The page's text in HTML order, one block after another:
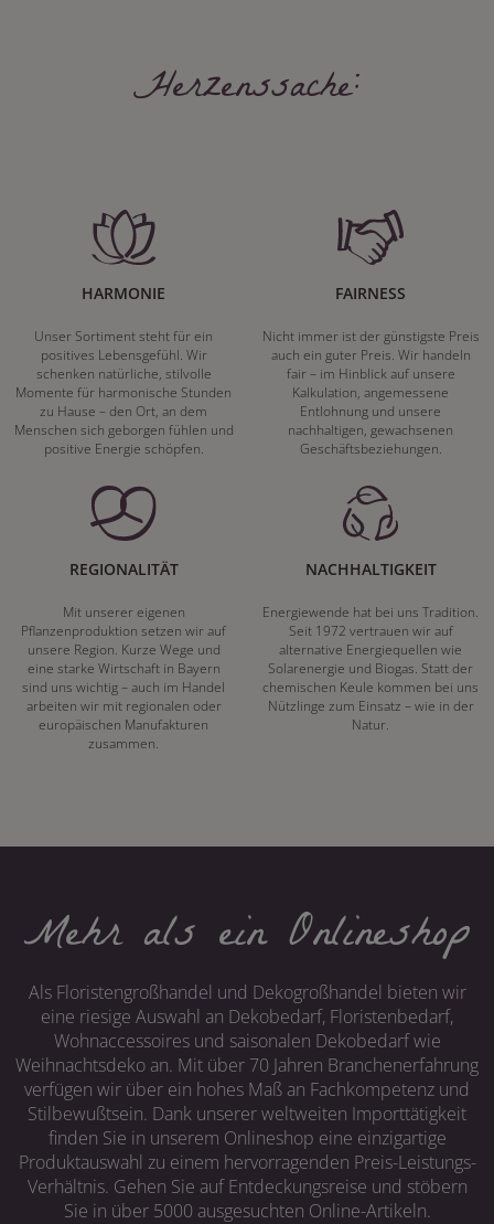
Herzenssache:
HARMONIE
Unser Sortiment steht für ein
positives Lebensgefühl. Wir
schenken natürliche, stilvolle
Momente für harmonische Stunden
zu Hause – den Ort, an dem
Menschen sich geborgen fühlen und
positive Energie schöpfen.
FAIRNESS
Nicht immer ist der günstigste Preis
auch ein guter Preis. Wir handeln
fair – im Hinblick auf unsere
Kalkulation, angemessene
Entlohnung und unsere
nachhaltigen, gewachsenen
Geschäftsbeziehungen.
REGIONALITÄT
Mit unserer eigenen
Pflanzenproduktion setzen wir auf
unsere Region. Kurze Wege und
eine starke Wirtschaft in Bayern
sind uns wichtig – auch im Handel
arbeiten wir mit regionalen oder
europäischen Manufakturen
zusammen.
NACHHALTIGKEIT
Energiewende hat bei uns Tradition.
Seit 1972 vertrauen wir auf
alternative Energiequellen wie
Solarenergie und Biogas. Statt der
chemischen Keule kommen bei uns
Nützlinge zum Einsatz – wie in der
Natur.
Mehr als ein Onlineshop
Als Floristengroßhandel und Dekogroßhandel bieten wir
eine riesige Auswahl an Dekobedarf, Floristenbedarf,
Wohnaccessoires und saisonalen Dekobedarf wie
Weihnachtsdeko an. Mit über 70 Jahren Branchenerfahrung
verfügen wir über ein hohes Maß an Fachkompetenz und
Stilbewußtsein. Dank unserer weltweiten Importtätigkeit
finden Sie in unserem Onlineshop eine einzigartige
Produktauswahl zu einem hervorragenden Preis-Leistungs-
Verhältnis. Gehen Sie auf Entdeckungsreise und stöbern
Sie in über 5000 ausgesuchten Online-Artikeln.